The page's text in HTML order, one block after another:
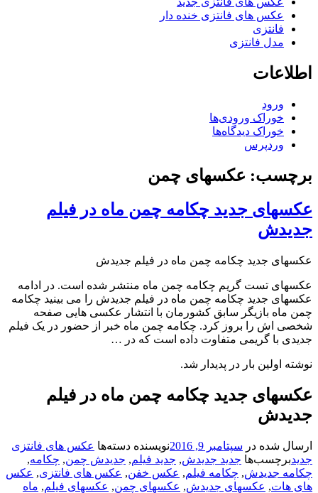
عکس های فانتزی خنده دار
فانتزی
مدل فانتزی
اطلاعات
ورود
خوراک ورودی‌ها
خوراک دیدگاه‌ها
وردپرس
برچسب: عکسهای چمن
عکسهای جدید چکامه چمن ماه در فیلم
جدیدش
عکسهای جدید چکامه چمن ماه در فیلم جدیدش
عکسهای تست گریم چکامه چمن ماه منتشر شده است. در ادامه
عکسهای جدید چکامه چمن ماه در فیلم جدیدش را می بینید چکامه
چمن ماه بازیگر سابق کشورمان با انتشار عکسی هایی صفحه
شخصی اش را بروز کرد. چکامه چمن ماه خبر از حضور در یک فیلم
جدیدی با گریمی متفاوت داده است که در …
نوشته اولین بار در پدیدار شد.
عکسهای جدید چکامه چمن ماه در فیلم
جدیدش
ارسال شده در سپتامبر 9, 2016 نویسنده دسته‌ها عکس های فانتزی
جدیدبرچسب‌ها جدید جدیدش, جدید فیلم, جدیدش چمن, چکامه,
چکامه جدیدش, چکامه فیلم, عکس خفن, عکس های فانتزی, عکس
های هات, عکسهای جدیدش, عکسهای چمن, عکسهای فیلم, ماه